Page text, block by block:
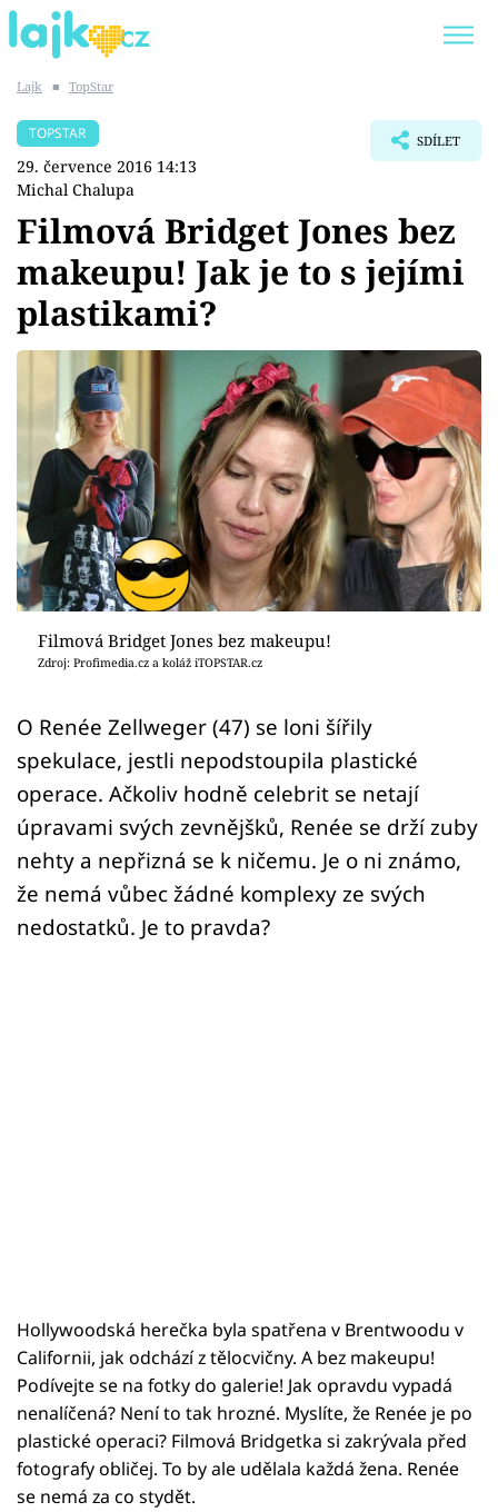
SHOPAHOLICADEL
Témata
Showbyznys
Youtubeři
Virály
Sex a vztahy
Videa
Sledujte prima+
Přihlášení
Sledujte nás
Lajk ■ TopStar
TOPSTAR
29. července 2016 14:13
Michal Chalupa
SDÍLET
Filmová Bridget Jones bez
makeupu! Jak je to s jejími
plastikami?
Filmová Bridget Jones bez makeupu!
Zdroj: Profimedia.cz a koláž iTOPSTAR.cz
O Renée Zellweger (47) se loni šířily
spekulace, jestli nepodstoupila plastické
operace. Ačkoliv hodně celebrit se netají
úpravami svých zevnějšků, Renée se drží zuby
nehty a nepřizná se k ničemu. Je o ni známo,
že nemá vůbec žádné komplexy ze svých
nedostatků. Je to pravda?
Hollywoodská herečka byla spatřena v Brentwoodu v
Californii, jak odchází z tělocvičny. A bez makeupu!
Podívejte se na fotky do galerie! Jak opravdu vypadá
nenalíčená? Není to tak hrozné. Myslíte, že Renée je po
plastické operaci? Filmová Bridgetka si zakrývala před
fotografy obličej. To by ale udělala každá žena. Renée
se nemá za co stydět.